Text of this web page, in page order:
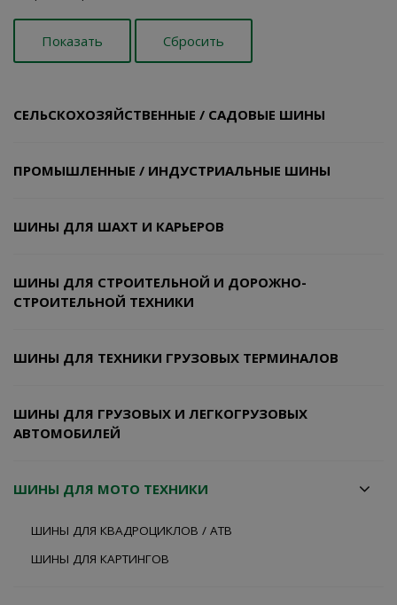
СЕЛЬСКОХОЗЯЙСТВЕННЫЕ / САДОВЫЕ ШИНЫ
ПРОМЫШЛЕННЫЕ / ИНДУСТРИАЛЬНЫЕ ШИНЫ
ШИНЫ ДЛЯ ШАХТ И КАРЬЕРОВ
ШИНЫ ДЛЯ СТРОИТЕЛЬНОЙ И ДОРОЖНО-
СТРОИТЕЛЬНОЙ ТЕХНИКИ
ШИНЫ ДЛЯ ТЕХНИКИ ГРУЗОВЫХ ТЕРМИНАЛОВ
ШИНЫ ДЛЯ ГРУЗОВЫХ И ЛЕГКОГРУЗОВЫХ
АВТОМОБИЛЕЙ
ШИНЫ ДЛЯ МОТО ТЕХНИКИ
ШИНЫ ДЛЯ КВАДРОЦИКЛОВ / АТВ
ШИНЫ ДЛЯ КАРТИНГОВ